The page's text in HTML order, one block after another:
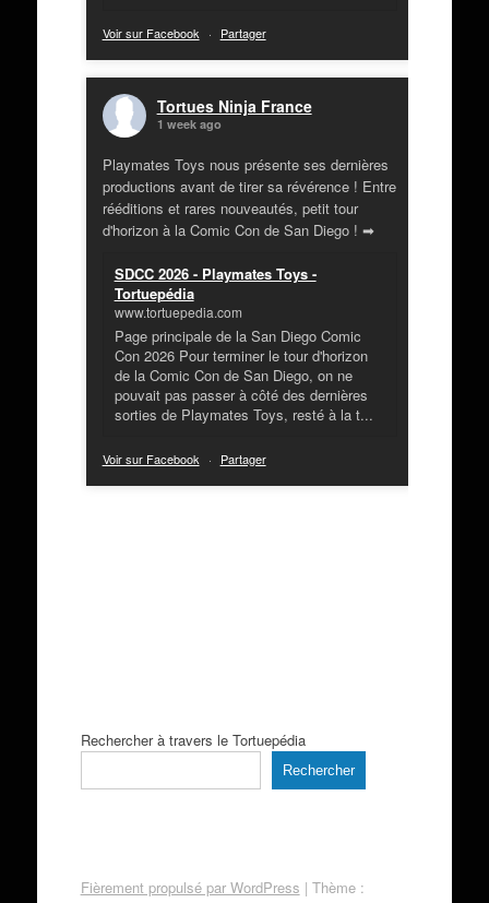
Voir sur Facebook · Partager
Tortues Ninja France
1 week ago
Playmates Toys nous présente ses dernières
productions avant de tirer sa révérence ! Entre
rééditions et rares nouveautés, petit tour
d'horizon à la Comic Con de San Diego ! ➡
SDCC 2026 - Playmates Toys -
Tortuepédia
www.tortuepedia.com
Page principale de la San Diego Comic
Con 2026 Pour terminer le tour d'horizon
de la Comic Con de San Diego, on ne
pouvait pas passer à côté des dernières
sorties de Playmates Toys, resté à la t...
Voir sur Facebook · Partager
Rechercher à travers le Tortuepédia
Rechercher
Fièrement propulsé par WordPress | Thème :